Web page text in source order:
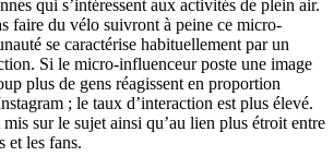
qui s’intéressent aux activités de plein air.
faire du vélo suivront à peine ce micro-
se caractérise habituellement par un
Si le micro-influenceur poste une image
plus de gens réagissent en proportion
; le taux d’interaction est plus élevé.
mis sur le sujet ainsi qu’au lien plus étroit entre
et les fans.